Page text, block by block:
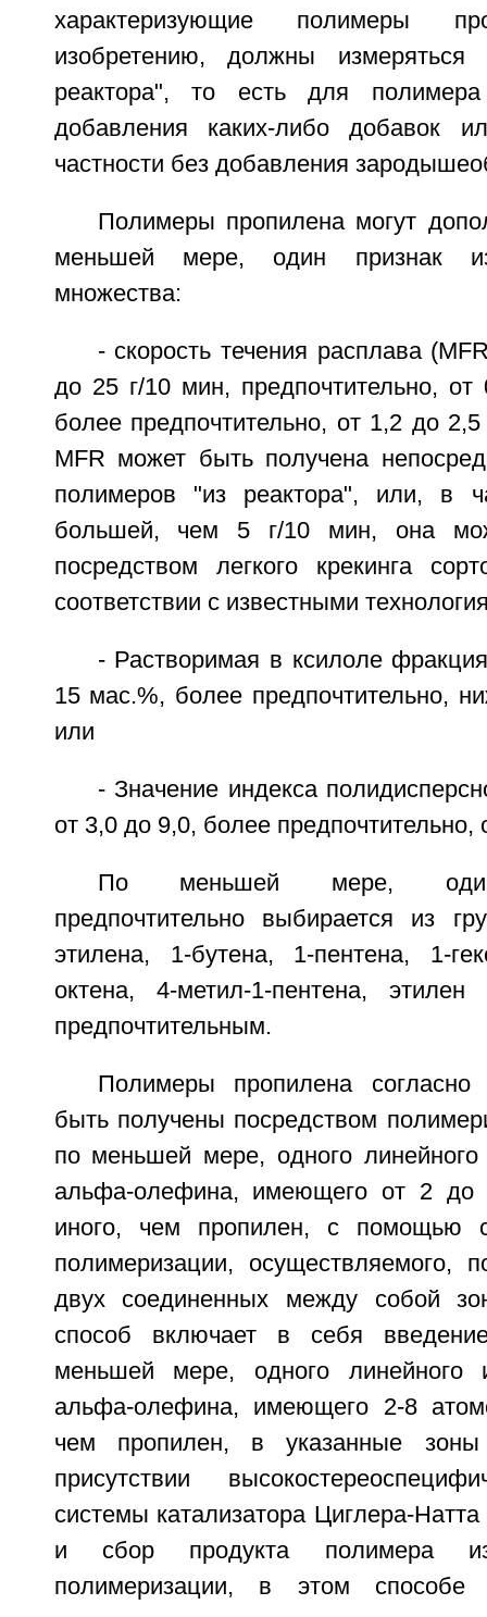
характеризующие полимеры
изобретению, должны
реактора", то есть для
добавления каких-либо добавок
частности без добавления
Полимеры пропилена могут
меньшей мере, один признак
множества:
- скорость течения расплава
до 25 г/10 мин, предпочтительно,
более предпочтительно, от 1,2 до
MFR может быть получена
полимеров "из реактора", или, в
большей, чем 5 г/10 мин, она
посредством легкого крекинга
соответствии с известными
- Растворимая в ксилоле
15 мас.%, более предпочтительно,
или
- Значение индекса
от 3,0 до 9,0, более предпочтительно,
По меньшей мере, один
предпочтительно выбирается из
этилена, 1-бутена, 1-пентена, 1-
октена, 4-метил-1-пентена, этилен
предпочтительным.
Полимеры пропилена согласно
быть получены посредством
по меньшей мере, одного линейного
альфа-олефина, имеющего от 2 до
иного, чем пропилен, с помощью
полимеризации,
двух соединенных между собой
способ включает в себя
меньшей мере, одного линейного
альфа-олефина, имеющего 2-8
чем пропилен, в указанные
присутствии
системы катализатора Циглера-
и сбор продукта полимера
полимеризации, в этом способе